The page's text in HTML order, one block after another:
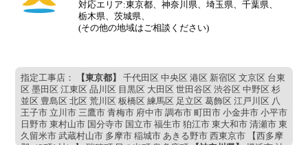
対応エリア:東京都、神奈川県、埼玉県、千葉県、
栃木県、茨城県、
(その他の地域はご相談ください)
指定工事店： 【東京都】
千代田区 中央区 港区 新宿区 文京区 台東
区 墨田区 江東区 品川区 目黒区 大田区 世田谷区 渋谷区 中野区 杉
並区 豊島区 北区 荒川区 板橋区 練馬区 足立区 葛飾区 江戸川区 八
王子市 立川市 三鷹市 青梅市 府中市 調布市 町田市 小金井市 小平市
日野市 東村山市 国分寺市 国立市 福生市 狛江市 東大和市 清瀬市 東
久留米市 武蔵村山市 多摩市 稲城市 あきる野市 西東京市 【西多摩